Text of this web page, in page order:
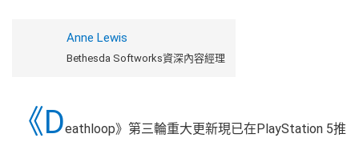
Anne Lewis
Bethesda Softworks資深內容經理
《Deathloop》第三輪重大更新現已在PlayStation 5推